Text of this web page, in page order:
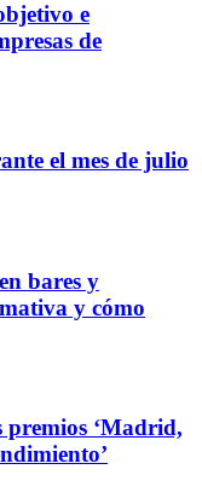
e
de
el mes de julio
bares y
y cómo
‘Madrid,